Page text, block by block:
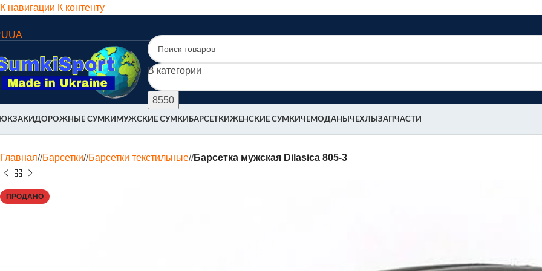
К навигации К контенту
UA
В категории
ДОРОЖНЫЕ СУМКИ МУЖСКИЕ СУМКИ БАРСЕТКИЖЕНСКИЕ СУМКИЧЕМОДАНЫ ЧЕХЛЫ ЗАПЧАСТИ
Главная/ Барсетки/ Барсетки текстильные/ Барсетка мужская Dilasica 805-3
ПРОДАНО